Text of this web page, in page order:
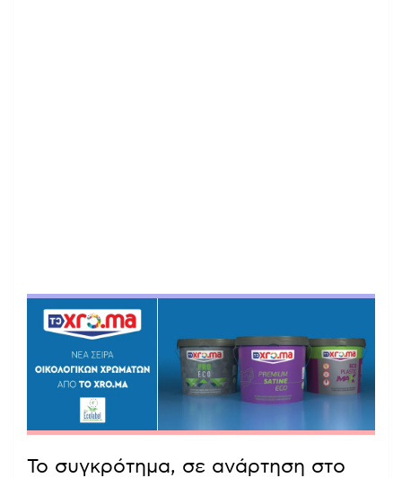
Το συγκρότημα, σε ανάρτηση στο